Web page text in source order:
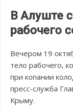
В Алуште
рабочего
Вечером 19
тело рабочего,
при копании
пресс-служба
Крыму.